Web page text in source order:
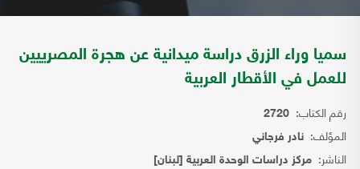
سميا وراء الزرق دراسة ميدانية عن هجرة المصرييين
للعمل في الأقطار العربية
رقم الكتاب: 2720
المؤلف: نادر فرجاني
الناشر: مركز دراسات الوحدة العربية [لبنان]